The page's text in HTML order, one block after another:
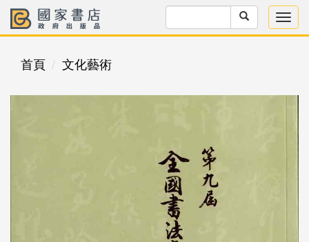
首頁 文化藝術